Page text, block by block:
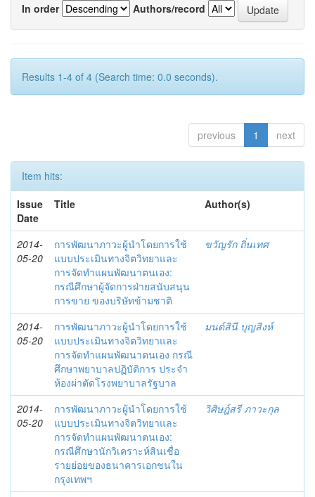
In order
Authors/record
Results 1-4 of 4 (Search time: 0.0 seconds).
previous 1 next
Item hits:
Issue
Date
Title Author(s)
2014-
05-20
การพัฒนาภาวะผู้นำโดยการใช้
แบบประเมินทางจิตวิทยาและ
การจัดทำแผนพัฒนาตนเอง:
กรณีศึกษาผู้จัดการฝ่ายสนับสนุน
การขาย ของบริษัทข้ามชาติ
ขวัญรัก ถิ่นเทศ
2014-
05-20
การพัฒนาภาวะผู้นำโดยการใช้
แบบประเมินทางจิตวิทยาและ
การจัดทำแผนพัฒนาตนเอง กรณี
ศึกษาพยาบาลปฏิบัติการ ประจำ
ห้องผ่าตัดโรงพยาบาลรัฐบาล
มนต์สินี บุญสิงห์
2014-
05-20
การพัฒนาภาวะผู้นำโดยการใช้
แบบประเมินทางจิตวิทยาและ
การจัดทำแผนพัฒนาตนเอง:
กรณีศึกษานักวิเคราะห์สินเชื่อ
รายย่อยของธนาคารเอกชนใน
กรุงเทพฯ
วิศิษฎ์สรี ภาวะกุล